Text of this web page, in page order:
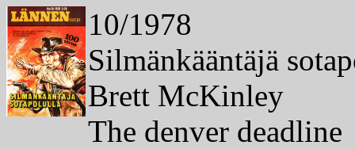
10/1978
Silmänkääntäjä
Brett McKinley
The denver deadline